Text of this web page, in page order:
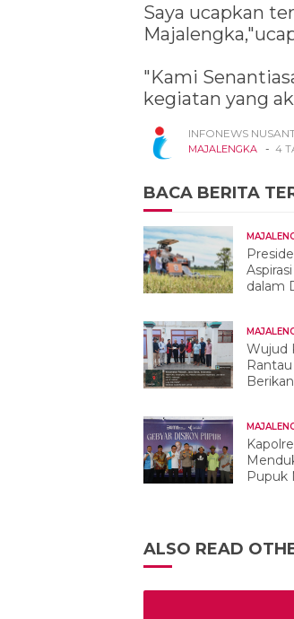
Saya ucapkan
"Kami
kegiatan yang
INFONEWS
MAJALENGKA - 4
BACA BERITA
dalam
Wujud
Pupuk
ALSO READ